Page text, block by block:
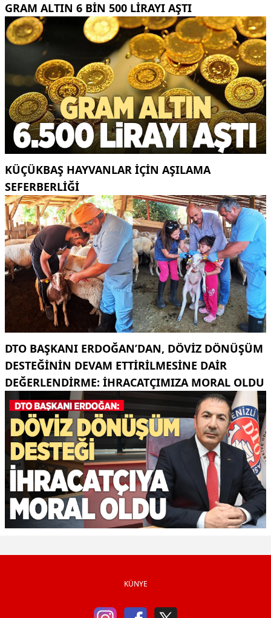
GRAM ALTIN 6 BIN 500 LIRAYI AŞTI
KÜÇÜKBAŞ HAYVANLAR İÇİN AŞILAMA
SEFERBERLİĞİ
DTO BAŞKANI ERDOĞAN’DAN, DÖVIZ DÖNÜŞÜM
DESTEĞININ DEVAM ETTIRILMESINE DAIR
DEĞERLENDIRME: İHRACATÇIMIZA MORAL OLDU
KÜNYE